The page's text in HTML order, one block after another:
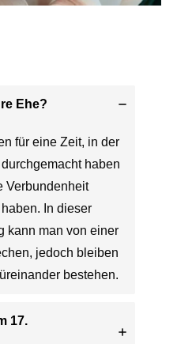
Ehe?
für eine Zeit, in der
haben
Verbundenheit
In dieser
kann man von einer
jedoch bleiben
bestehen.
17.